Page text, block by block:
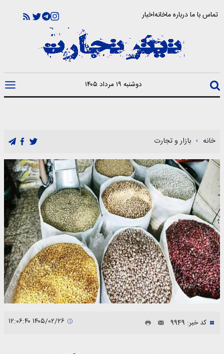
تماس با مادرباره ماخانهاخبار
دوشنبه ۱۹ مرداد ۱۴۰۵
خانه بازار و تجارت
کد خبر: 9949